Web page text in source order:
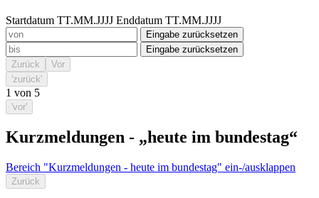
Startdatum TT.MM.JJJJ Enddatum TT.MM.JJJJ
Eingabe zurücksetzen
Eingabe zurücksetzen
Zurück
Vor
'zurück'
1 von 5
'vor'
Kurzmeldungen - „heute im bundestag“
Bereich "Kurzmeldungen - heute im bundestag" ein-/ausklappen
Zurück